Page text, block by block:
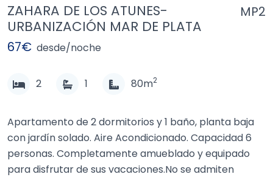
ZAHARA DE LOS ATUNES-
URBANIZACIÓN MAR DE PLATA
MP2
2 1 80m2
Apartamento de 2 dormitorios y 1 baño, planta baja
con jardín solado. Aire Acondicionado. Capacidad 6
personas. Completamente amueblado y equipado
para disfrutar de sus vacaciones.No se admiten
67€ desde/noche